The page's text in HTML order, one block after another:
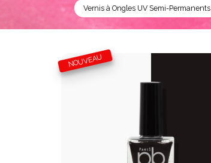
Vernis à Ongles UV Semi-Permanents
NOUVEAU